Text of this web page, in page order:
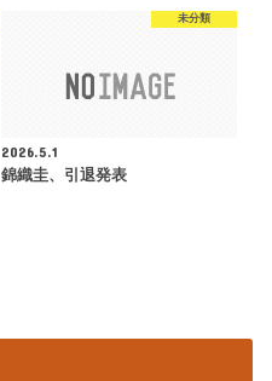
未分類
2026.5.1
錦織圭、引退発表